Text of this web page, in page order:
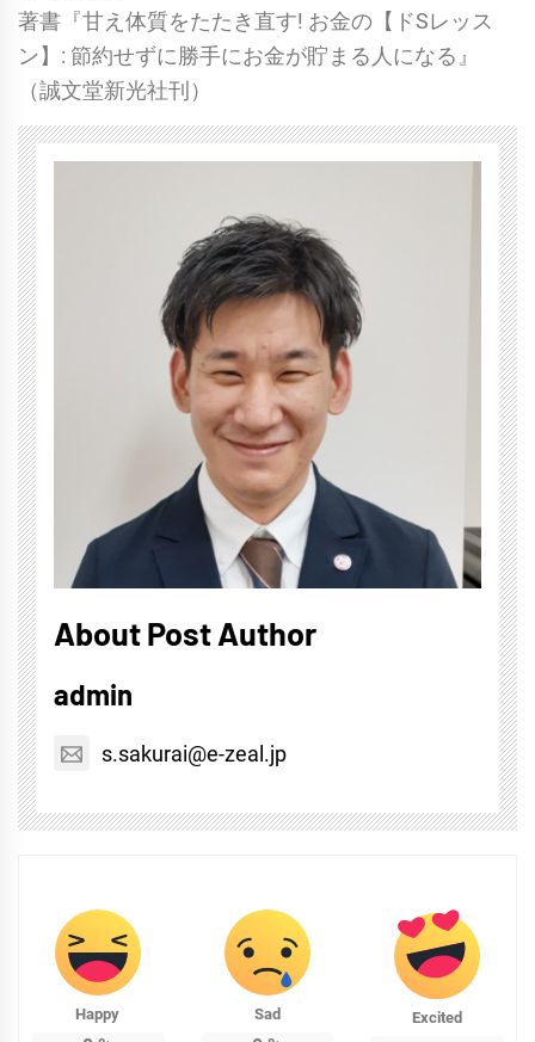
著書『甘え体質をたたき直す! お金の【ドSレッス
ン】: 節約せずに勝手にお金が貯まる人になる』
（誠文堂新光社刊）
About Post Author
admin
s.sakurai@e-zeal.jp
Happy Sad Excited